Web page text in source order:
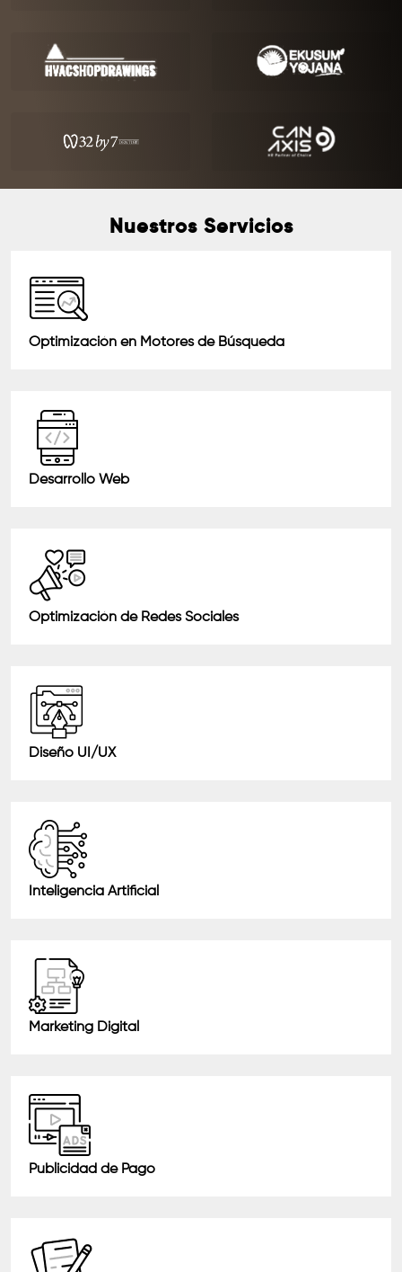
Nuestros Servicios
Optimización en Motores de Búsqueda
Desarrollo Web
Optimización de Redes Sociales
Diseño UI/UX
Inteligencia Artificial
Marketing Digital
Publicidad de Pago